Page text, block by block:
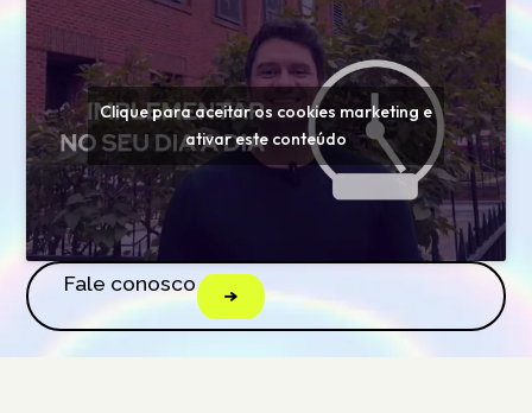
Clique para aceitar os cookies marketing e
ativar este conteúdo
Fale conosco